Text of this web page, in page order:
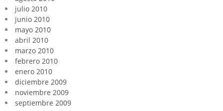
julio 2010
junio 2010
mayo 2010
abril 2010
marzo 2010
febrero 2010
enero 2010
diciembre 2009
noviembre 2009
septiembre 2009